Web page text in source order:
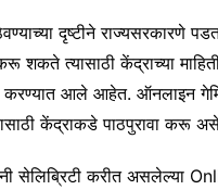
दृष्टीने राज्यसरकारणे
त्यासाठी केंद्राच्या माहिती
करण्यात आले आहेत. ऑनलाइन
केंद्राकडे पाठपुरावा करू
सेलिब्रिटी करीत असलेल्या